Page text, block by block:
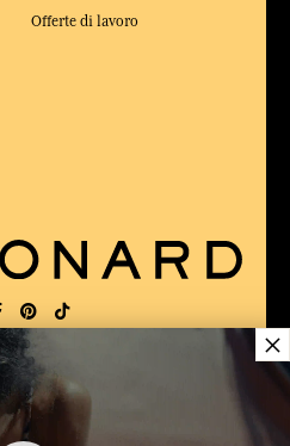
Offerte di lavoro
LINGUA:
×